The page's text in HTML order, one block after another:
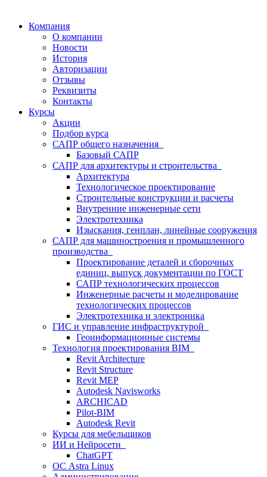
Компания
О компании
Новости
История
Авторизации
Отзывы
Реквизиты
Контакты
Курсы
Акции
Подбор курса
САПР общего назначения
Базовый САПР
САПР для архитектуры и строительства
Архитектура
Технологическое проектирование
Строительные конструкции и расчеты
Внутренние инженерные сети
Электротехника
Изыскания, генплан, линейные сооружения
САПР для машиностроения и промышленного
производства
Проектирование деталей и сборочных
единиц, выпуск документации по ГОСТ
САПР технологических процессов
Инженерные расчеты и моделирование
технологических процессов
Электротехника и электроника
ГИС и управление инфраструктурой
Геоинформационные системы
Технология проектирования BIM
Revit Architecture
Revit Structure
Revit MEP
Autodesk Navisworks
ARCHICAD
Pilot-BIM
Autodesk Revit
Курсы для мебельщиков
ИИ и Нейросети
ChatGPT
ОС Astra Linux